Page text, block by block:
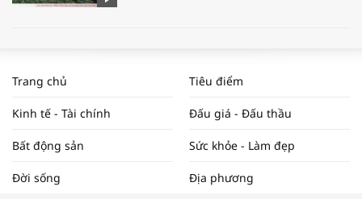
NAM NĂM 2024 VÀ NĂM 2025 | NHỊP
ĐẬP THỊ TRƯỜNG #62
Tọa đàm “Xúc tiến thương mại: Khơi
Trang chủ Tiêu điểm
Kinh tế - Tài chính Đấu giá - Đấu thầu
Bất động sản Sức khỏe - Làm đẹp
Đời sống Địa phương